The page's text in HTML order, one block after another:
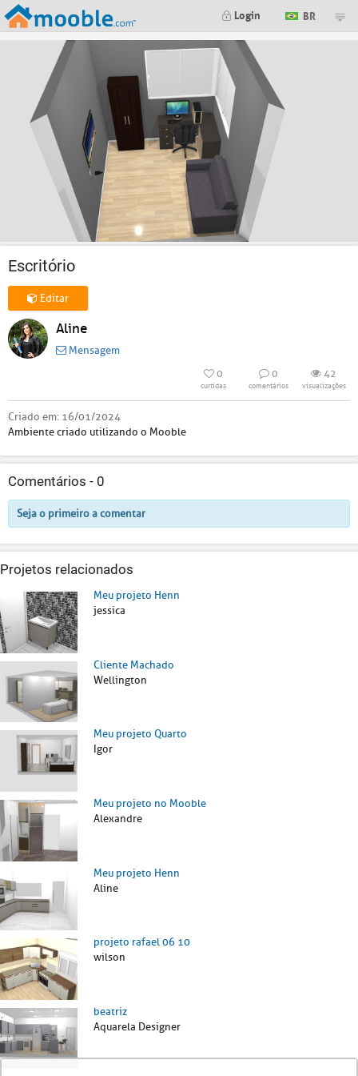
Login BR
Escritório
Editar
Aline
Mensagem
0
curtidas
0
comentários
42
visualizações
Criado em: 16/01/2024
Ambiente criado utilizando o Mooble
Comentários - 0
Seja o primeiro a comentar
Projetos relacionados
Meu projeto Henn
jessica
Cliente Machado
Wellington
Meu projeto Quarto
Igor
Meu projeto no Mooble
Alexandre
Meu projeto Henn
Aline
projeto rafael 06 10
wilson
beatriz
Aquarela Designer